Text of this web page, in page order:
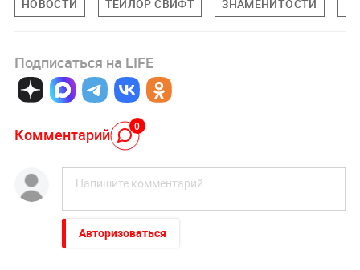
НОВОСТИ ТЕЙЛОР СВИФТ ЗНАМЕНИТОСТИ
Подписаться на LIFE
Комментарий 0
Авторизоваться